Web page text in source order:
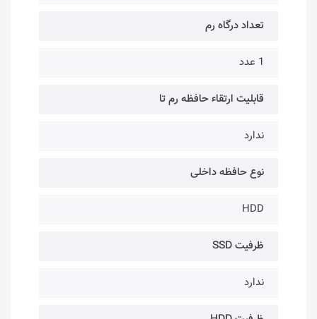
تعداد درگاه رم
1 عدد
قابلیت ارتقاء حافظه رم تا
ندارد
نوع حافظه داخلی
HDD
ظرفیت SSD
ندارد